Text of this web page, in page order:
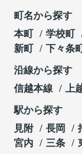
町名から探す
本町
学校町
新町
下々条町
沿線から探す
信越本線
上
駅から探す
見附
長岡
宮内
三条